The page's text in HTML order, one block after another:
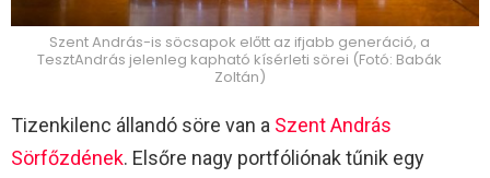
Szent András-is söcsapok előtt az ifjabb generáció, a
TesztAndrás jelenleg kapható kísérleti sörei (Fotó: Babák
Zoltán)
Tizenkilenc állandó söre van a Szent András
Sörfőzdének. Elsőre nagy portfóliónak tűnik egy